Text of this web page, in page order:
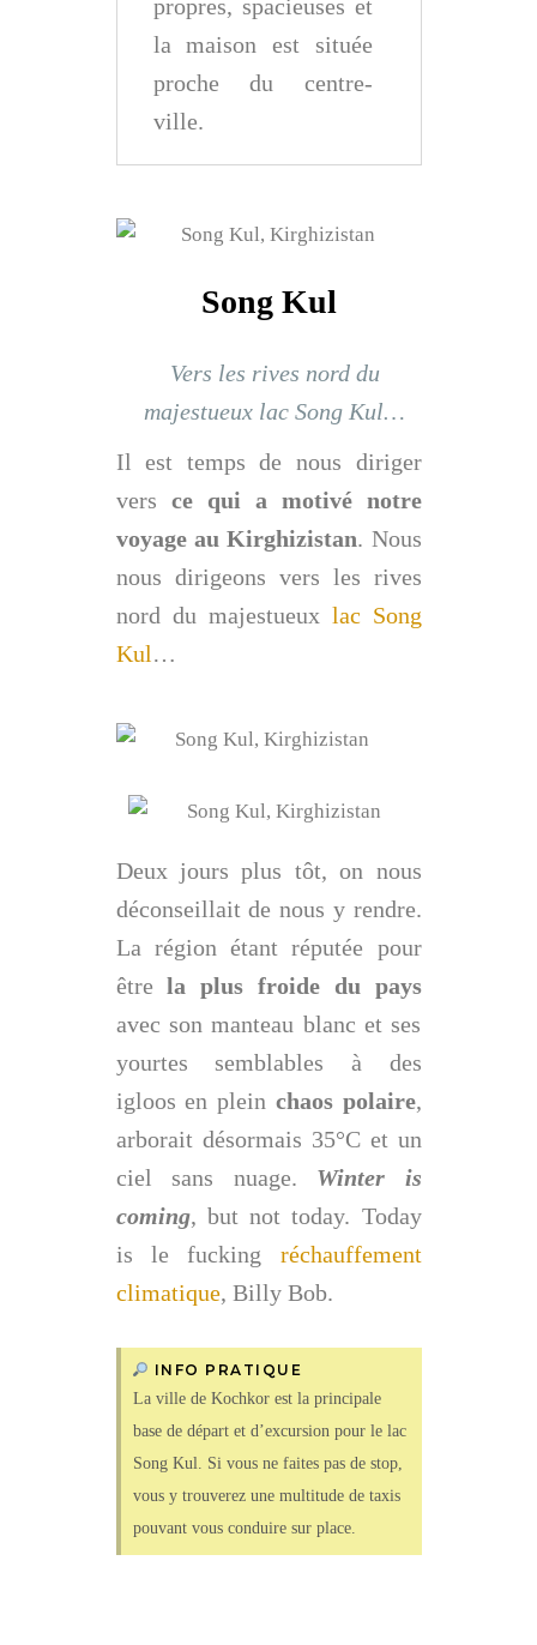
propres, spacieuses et
la maison est située
proche du centre-
ville.
Song Kul
Vers les rives nord du
majestueux lac Song Kul…
Il est temps de nous diriger
vers ce qui a motivé notre
voyage au Kirghizistan. Nous
nous dirigeons vers les rives
nord du majestueux lac Song
Kul…
Deux jours plus tôt, on nous
déconseillait de nous y rendre.
La région étant réputée pour
être la plus froide du pays
avec son manteau blanc et ses
yourtes semblables à des
igloos en plein chaos polaire,
arborait désormais 35°C et un
ciel sans nuage. Winter is
coming, but not today. Today
is le fucking réchauffement
climatique, Billy Bob.
INFO PRATIQUE
La ville de Kochkor est la principale
base de départ et d’excursion pour le lac
Song Kul. Si vous ne faites pas de stop,
vous y trouverez une multitude de taxis
pouvant vous conduire sur place.